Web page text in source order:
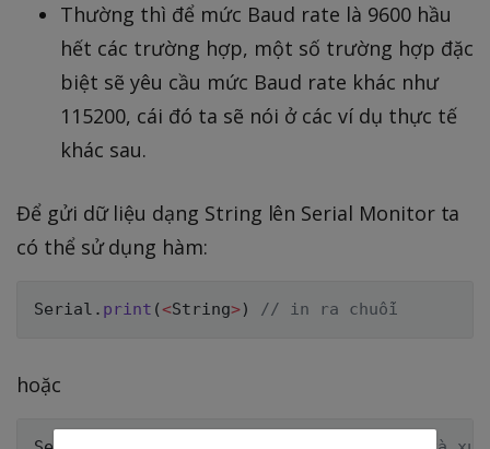
Thường thì để mức Baud rate là 9600 hầu
hết các trường hợp, một số trường hợp đặc
biệt sẽ yêu cầu mức Baud rate khác như
115200, cái đó ta sẽ nói ở các ví dụ thực tế
khác sau.
Để gửi dữ liệu dạng String lên Serial Monitor ta
có thể sử dụng hàm:
Serial . print (<String>) // in ra chuỗi
hoặc